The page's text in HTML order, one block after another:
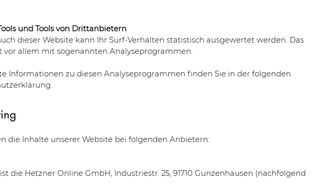
und Tools von Drittanbietern
dieser Website kann Ihr Surf-Verhalten statistisch ausgewertet werden. Das
vor allem mit sogenannten Analyseprogrammen.
Informationen zu diesen Analyseprogrammen finden Sie in der folgenden
die Inhalte unserer Website bei folgenden Anbietern:
die Hetzner Online GmbH, Industriestr. 25, 91710 Gunzenhausen (nachfolgend